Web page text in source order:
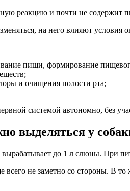
реакцию и почти не содержит
на него влияют условия
пищи, формирование
и очищения полости рта;
системой автономно, без
выделяться у
вырабатывает до 1 л слюны. При
не заметно со стороны. В то